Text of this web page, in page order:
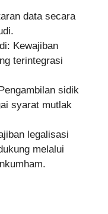
data secara
Kewajiban
terintegrasi
sidik
syarat mutlak
legalisasi
melalui